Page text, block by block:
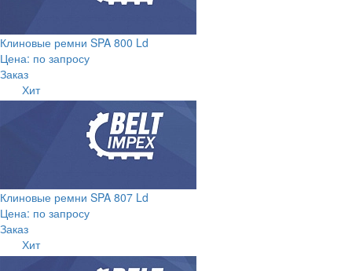
Клиновые ремни SPA 800 Ld
Цена: по запросу
Заказ
Хит
Клиновые ремни SPA 807 Ld
Цена: по запросу
Заказ
Хит